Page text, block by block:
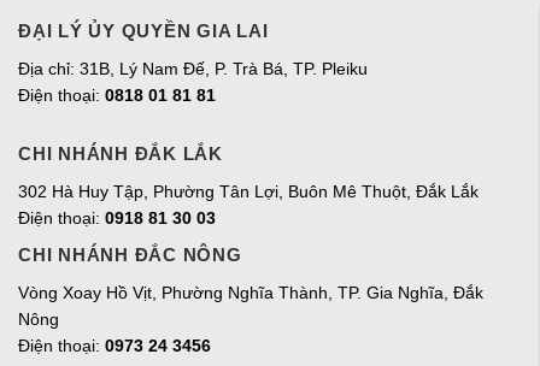
ĐẠI LÝ ỦY QUYỀN GIA LAI
Địa chỉ: 31B, Lý Nam Đế, P. Trà Bá, TP. Pleiku
Điện thoại: 0818 01 81 81
CHI NHÁNH ĐẮK LẮK
302 Hà Huy Tập, Phường Tân Lợi, Buôn Mê Thuột, Đắk Lắk
Điện thoại: 0918 81 30 03
CHI NHÁNH ĐẮC NÔNG
Vòng Xoay Hồ Vịt, Phường Nghĩa Thành, TP. Gia Nghĩa, Đắk
Nông
Điện thoại: 0973 24 3456